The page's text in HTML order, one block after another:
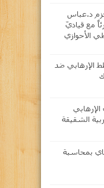
د.عباس
مع قياديّ
الأحوازي
الإرهابي ضد
الإرهابي
الشقيقة
بمحاسبة